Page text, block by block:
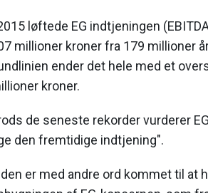
løftede EG indtjeningen
millioner kroner fra 179 millioner
ender det hele med et
kroner.
de seneste rekorder vurderer
den fremtidige indtjening".
er med andre ord kommet til at